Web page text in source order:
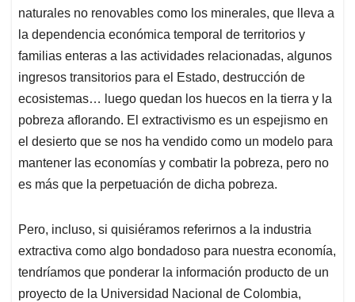
naturales no renovables como los minerales, que lleva a
la dependencia económica temporal de territorios y
familias enteras a las actividades relacionadas, algunos
ingresos transitorios para el Estado, destrucción de
ecosistemas… luego quedan los huecos en la tierra y la
pobreza aflorando. El extractivismo es un espejismo en
el desierto que se nos ha vendido como un modelo para
mantener las economías y combatir la pobreza, pero no
es más que la perpetuación de dicha pobreza.
Pero, incluso, si quisiéramos referirnos a la industria
extractiva como algo bondadoso para nuestra economía,
tendríamos que ponderar la información producto de un
proyecto de la Universidad Nacional de Colombia,